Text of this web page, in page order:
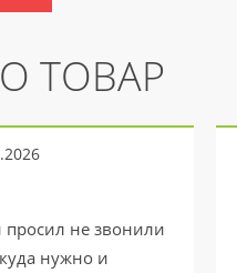
ТОВАР
просил не звонили
нужно и